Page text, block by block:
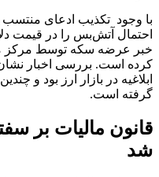
با وجود تکذیب ادعای منتسب
احتمال آتش‌بس را در قیمت
خبر عرضه سکه توسط مرکز
کرده است. بررسی اخبار
ابلاغیه در بازار ارز بود و
گرفته است.
قانون مالیات بر
شد